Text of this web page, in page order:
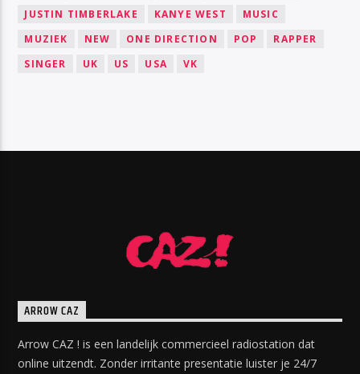
JUSTIN TIMBERLAKE
KANYE WEST
MUSIC
MUZIEK
NEW ONE DIRECTION POP
RAPPER
SINGER
UK US USA VK
ARROW CAZ
Arrow CAZ ! is een landelijk commercieel radiostation dat
online uitzendt. Zonder irritante presentatie luister je 24/7